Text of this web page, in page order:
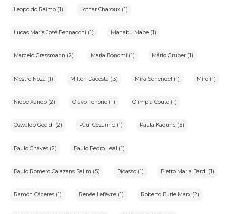
Leopoldo Raimo (1) Lothar Charoux (1)
Lucas Maria José Pennacchi (1) Manabu Mabe (1)
Marcelo Grassmann (2) Maria Bonomi (1) Mário Gruber (1)
Mestre Noza (1) Milton Dacosta (3) Mira Schendel (1) Miró (1)
Niobe Xandó (2) Olavo Tenório (1) Olimpia Couto (1)
Oswaldo Goeldi (2) Paul Cézanne (1) Paula Kadunc (5)
Paulo Chaves (2) Paulo Pedro Leal (1)
Paulo Romero Calazans Salim (5) Picasso (1) Pietro Maria Bardi (1)
Ramón Cáceres (1) Renée Lefèvre (1) Roberto Burle Marx (2)